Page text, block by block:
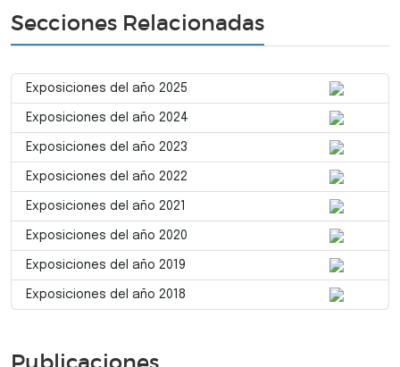
Secciones Relacionadas
Exposiciones del año 2025
Exposiciones del año 2024
Exposiciones del año 2023
Exposiciones del año 2022
Exposiciones del año 2021
Exposiciones del año 2020
Exposiciones del año 2019
Exposiciones del año 2018